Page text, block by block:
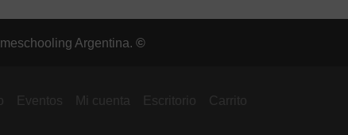
Argentina.©
Eventos Mi cuenta Escritorio
Carrito